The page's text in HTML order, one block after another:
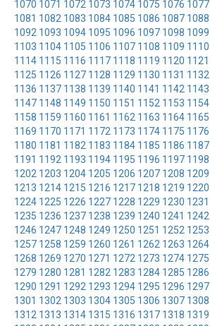
1070 1071 1072 1073 1074 1075 1076 1077
1081 1082 1083 1084 1085 1086 1087 1088
1092 1093 1094 1095 1096 1097 1098 1099
1103 1104 1105 1106 1107 1108 1109 1110
1114 1115 1116 1117 1118 1119 1120 1121
1125 1126 1127 1128 1129 1130 1131 1132
1136 1137 1138 1139 1140 1141 1142 1143
1147 1148 1149 1150 1151 1152 1153 1154
1158 1159 1160 1161 1162 1163 1164 1165
1169 1170 1171 1172 1173 1174 1175 1176
1180 1181 1182 1183 1184 1185 1186 1187
1191 1192 1193 1194 1195 1196 1197 1198
1202 1203 1204 1205 1206 1207 1208 1209
1213 1214 1215 1216 1217 1218 1219 1220
1224 1225 1226 1227 1228 1229 1230 1231
1235 1236 1237 1238 1239 1240 1241 1242
1246 1247 1248 1249 1250 1251 1252 1253
1257 1258 1259 1260 1261 1262 1263 1264
1268 1269 1270 1271 1272 1273 1274 1275
1279 1280 1281 1282 1283 1284 1285 1286
1290 1291 1292 1293 1294 1295 1296 1297
1301 1302 1303 1304 1305 1306 1307 1308
1312 1313 1314 1315 1316 1317 1318 1319